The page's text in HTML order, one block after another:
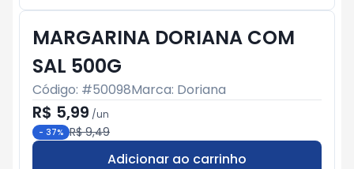
MARGARINA DORIANA COM
SAL 500G
Código: #50098Marca: Doriana
R$ 5,99 /un
- 37% R$ 9,49
Adicionar ao carrinho